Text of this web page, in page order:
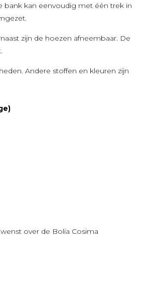
bank kan eenvoudig met één trek in
zijn de hoezen afneembaar. De
Andere stoffen en kleuren zijn
over de Bolia Cosima